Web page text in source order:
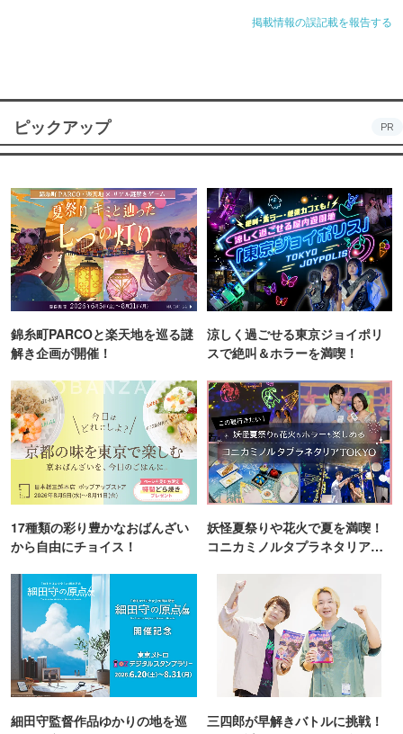
掲載情報の誤記載を報告する
ピックアップ PR
錦糸町PARCOと楽天地を巡る謎
解き企画が開催！
涼しく過ごせる東京ジョイポリ
スで絶叫＆ホラーを満喫！
17種類の彩り豊かなおばんざい
から自由にチョイス！
妖怪夏祭りや花火で夏を満喫！
コニカミノルタプラネタリア
細田守監督作品ゆかりの地を巡
三四郎が早解きバトルに挑戦！